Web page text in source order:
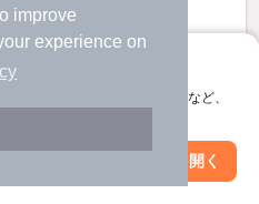
improve
experience on
クサクお部屋探し
マップ検索やお気に入り保存など、
アプリを開く
供
絞り込み条件を変更